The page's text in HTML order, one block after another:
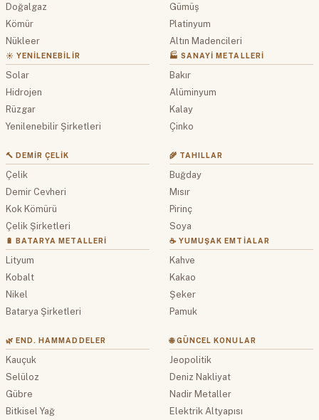
Doğalgaz
Kömür
Nükleer
☀️ YENILENEBILIR
Solar
Hidrojen
Rüzgar
Yenilenebilir Şirketleri
Gümüş
Platinyum
Altın Madencileri
🏭 SANAYI METALLERI
Bakır
Alüminyum
Kalay
Çinko
🔨 DEMIR ÇELIK
Çelik
Demir Cevheri
Kok Kömürü
Çelik Şirketleri
🔋 BATARYA METALLERI
Lityum
Kobalt
Nikel
Batarya Şirketleri
🌾 TAHILLAR
Buğday
Mısır
Pirinç
Soya
☕ YUMUŞAK EMTIALAR
Kahve
Kakao
Şeker
Pamuk
🌿 END. HAMMADDELER
Kauçuk
Selüloz
Gübre
Bitkisel Yağ
🌐 GÜNCEL KONULAR
Jeopolitik
Deniz Nakliyat
Nadir Metaller
Elektrik Altyapısı